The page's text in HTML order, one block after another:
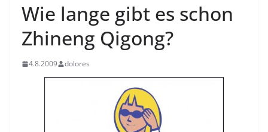
Wie lange gibt es schon
Zhineng Qigong?
4.8.2009 dolores